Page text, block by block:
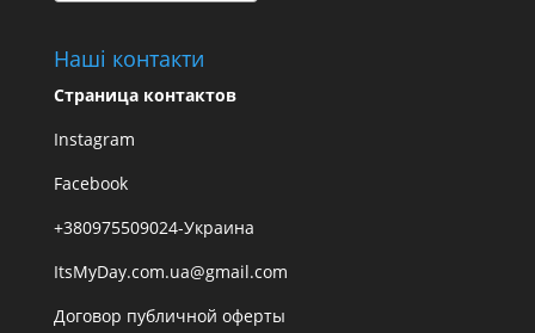
Наші контакти
Страница контактов
Instagram
Facebook
+380975509024-Украина
ItsMyDay.com.ua@gmail.com
Договор публичной оферты